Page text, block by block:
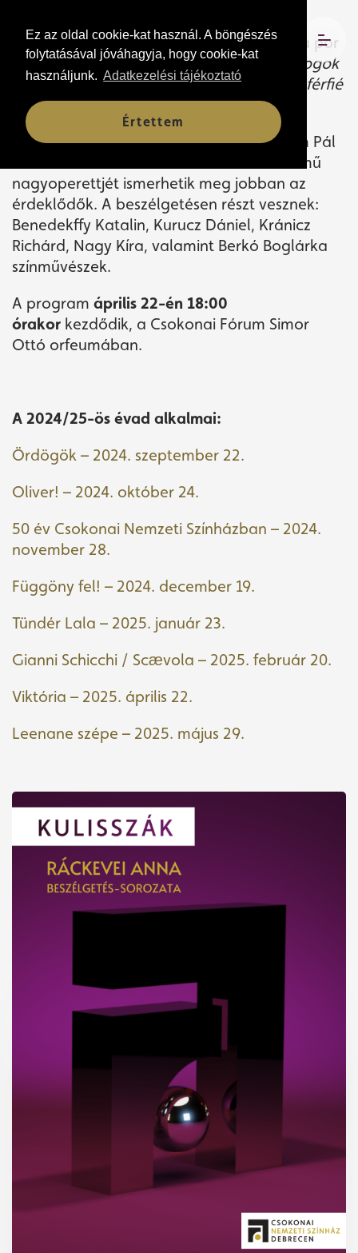
Ez az oldal cookie-kat használ. A böngészés
folytatásával jóváhagyja, hogy cookie-kat
használjunk. Adatkezelési tájékoztató
Értettem
Indul a frontra a menetszázad. Kavarog a por
a kis magyar mezőváros utcáján.“Várni fogok
magára, László!– kiált Viktória -,
én más férfié
nem leszek soha!”
A Kulisszák következő alkalmán Ábrahám Pál
– Földes Imre – Harmath Imre: Viktória című
nagyoperettjét ismerhetik meg jobban az
érdeklődők. A beszélgetésen részt vesznek:
Benedekffy Katalin, Kurucz Dániel, Kránicz
Richárd, Nagy Kíra, valamint Berkó Boglárka
színművészek.
A program április 22-én 18:00
órakor kezdődik, a Csokonai Fórum Simor
Ottó orfeumában.
A 2024/25-ös évad alkalmai:
Ördögök – 2024. szeptember 22.
Oliver! – 2024. október 24.
50 év Csokonai Nemzeti Színházban – 2024.
november 28.
Függöny fel! – 2024. december 19.
Tündér Lala – 2025. január 23.
Gianni Schicchi / Scævola – 2025. február 20.
Viktória – 2025. április 22.
Leenane szépe – 2025. május 29.